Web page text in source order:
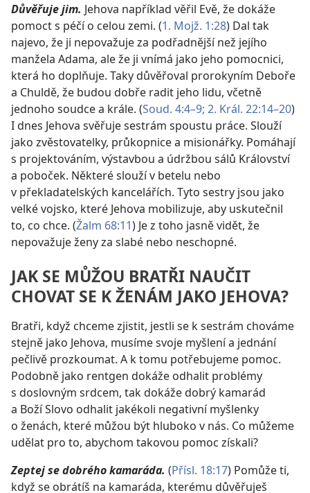
Důvěřuje jim. Jehova například věřil Evě, že dokáže
pomoct s péčí o celou zemi. (1. Mojž. 1:28) Dal tak
najevo, že ji nepovažuje za podřadnější než jejího
manžela Adama, ale že ji vnímá jako jeho pomocnici,
která ho doplňuje. Taky důvěřoval prorokyním Deboře
a Chuldě, že budou dobře radit jeho lidu, včetně
jednoho soudce a krále. (Soud. 4:4–9; 2. Král. 22:14–20)
I dnes Jehova svěřuje sestrám spoustu práce. Slouží
jako zvěstovatelky, průkopnice a misionářky. Pomáhají
s projektováním, výstavbou a údržbou sálů Království
a poboček. Některé slouží v betelu nebo
v překladatelských kancelářích. Tyto sestry jsou jako
velké vojsko, které Jehova mobilizuje, aby uskutečnil
to, co chce. (Žalm 68:11) Je z toho jasně vidět, že
nepovažuje ženy za slabé nebo neschopné.
JAK SE MŮŽOU BRATŘI NAUČIT
CHOVAT SE K ŽENÁM JAKO JEHOVA?
Bratři, když chceme zjistit, jestli se k sestrám chováme
stejně jako Jehova, musíme svoje myšlení a jednání
pečlivě prozkoumat. A k tomu potřebujeme pomoc.
Podobně jako rentgen dokáže odhalit problémy
s doslovným srdcem, tak dokáže dobrý kamarád
a Boží Slovo odhalit jakékoli negativní myšlenky
o ženách, které můžou být hluboko v nás. Co můžeme
udělat pro to, abychom takovou pomoc získali?
Zeptej se dobrého kamaráda. (Přísl. 18:17) Pomůže ti,
když se obrátíš na kamaráda, kterému důvěřuješ